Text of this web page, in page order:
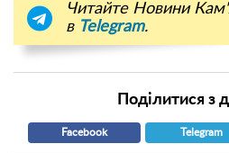
Читайте Новини
в Telegram.
Поділитися з
Facebook Telegram